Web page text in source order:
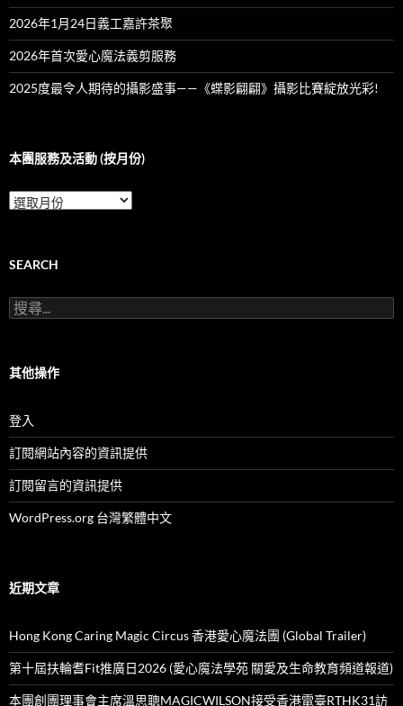
2026年1月24日義工嘉許茶聚
2026年首次愛心魔法義剪服務
2025度最令人期待的攝影盛事——《蝶影翩翩》攝影比賽綻放光彩!
本團服務及活動 (按月份)
本
團
及
動
(按
SEARCH
搜
尋
字:
其他操作
登入
訂閱網站內容的資訊提供
訂閱留言的資訊提供
WordPress.org 台灣繁體中文
近期文章
Hong Kong Caring Magic Circus 香港愛心魔法團 (Global Trailer)
第十屆扶輪耆Fit推廣日2026 (愛心魔法學苑 關愛及生命教育頻道報道)
本團創團理事會主席溫思聰MAGICWILSON接受香港電臺RTHK31訪